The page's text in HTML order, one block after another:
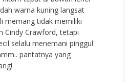
warna kuning langsat
memang tidak memiliki
Cindy Crawford, tetapi
selalu menemani pinggul
pantatnya yang